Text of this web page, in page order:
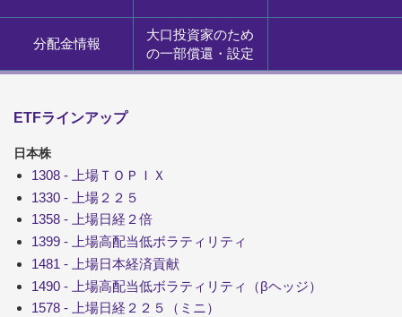
分配金情報
大口投資家のため
の一部償還・設定
ETFラインアップ
日本株
1308 - 上場ＴＯＰＩＸ
1330 - 上場２２５
1358 - 上場日経２倍
1399 - 上場高配当低ボラティリティ
1481 - 上場日本経済貢献
1490 - 上場高配当低ボラティリティ（βヘッジ）
1578 - 上場日経２２５（ミニ）